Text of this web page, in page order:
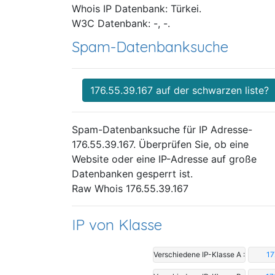
Whois IP Datenbank: Türkei.
W3C Datenbank: -, -.
Spam-Datenbanksuche
176.55.39.167 auf der schwarzen liste?
Spam-Datenbanksuche für IP Adresse-
176.55.39.167. Überprüfen Sie, ob eine
Website oder eine IP-Adresse auf große
Datenbanken gesperrt ist.
Raw Whois 176.55.39.167
IP von Klasse
Verschiedene IP-Klasse A :